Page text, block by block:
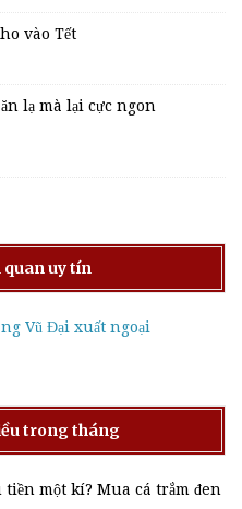
vào Tết
lạ mà lại cực ngon
uy tín
Vũ Đại xuất ngoại
trong tháng
một kí? Mua cá trắm đen